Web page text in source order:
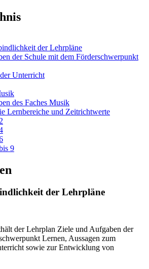
der Lehrpläne
der Schule mit dem Förderschwerpunkt
Unterricht
des Faches Musik
Lernbereiche und Zeitrichtwerte
9
der Lehrpläne
der Lehrplan Ziele und Aufgaben der
Lernen, Aussagen zum
sowie zur Entwicklung von